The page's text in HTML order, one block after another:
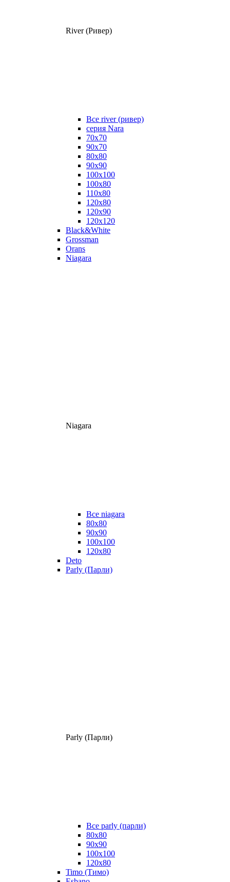
River (Ривер)
Все river (ривер)
серия Nara
70х70
90х70
80x80
90x90
100x100
100х80
110х80
120x80
120х90
120х120
Black&White
Grossman
Orans
Niagara
Niagara
Все niagara
80x80
90x90
100x100
120x80
Deto
Parly (Парли)
Parly (Парли)
Все parly (парли)
80x80
90x90
100x100
120x80
Timo (Тимо)